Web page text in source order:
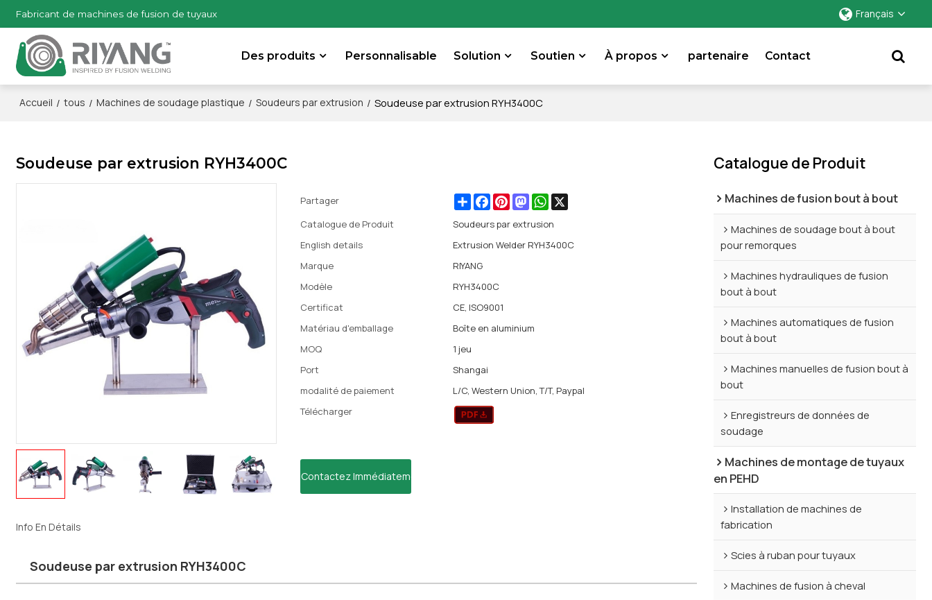
Fabricant de machines de fusion de tuyaux Français
Des produits Personnalisable Solution Soutien À propos partenaire Contact
Accueil / tous / Machines de soudage plastique / Soudeurs par extrusion / Soudeuse par extrusion RYH3400C
Soudeuse par extrusion RYH3400C
Partager ShareFacebook
PinterestMastodonWhatsApp
Catalogue de Produit
Soudeurs par extrusion
English details
Extrusion Welder RYH3400C
Marque
RIYANG
Modèle
RYH3400C
Certificat
CE, ISO9001
Matériau d'emballage
Boîte en aluminium
MOQ
1 jeu
Port
Shangai
modalité de paiement
L/C, Western Union, T/T, Paypal
Télécharger
Contactez Immédiatement
Info En Détails
Soudeuse par extrusion RYH3400C
Catalogue de Produit
Machines de fusion bout à bout
Machines de soudage bout à bout
pour remorques
Machines hydrauliques de fusion
bout à bout
Machines automatiques de fusion
bout à bout
Machines manuelles de fusion bout à
bout
Enregistreurs de données de
soudage
Machines de montage de tuyaux
en PEHD
Installation de machines de
fabrication
Scies à ruban pour tuyaux
Machines de fusion à cheval